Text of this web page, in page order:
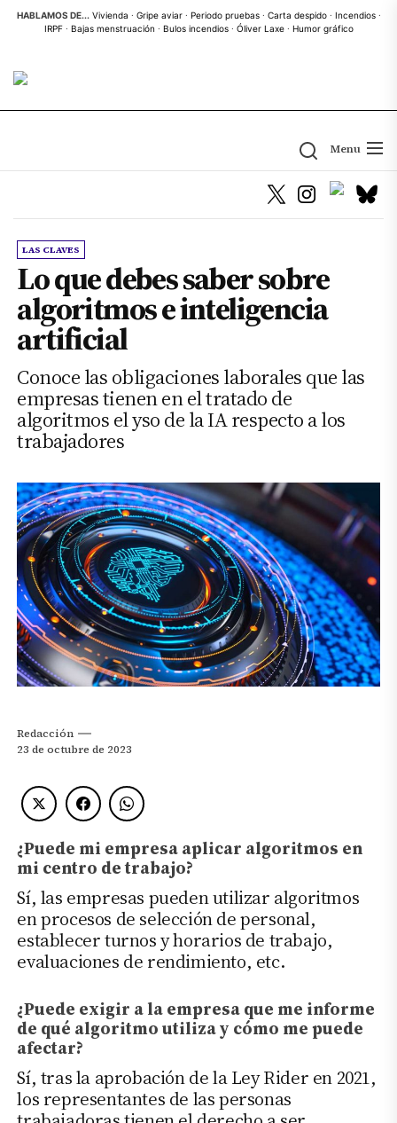
Skip
content
HABLAMOS DE... Vivienda · Gripe aviar· Periodo pruebas· Carta despido· Incendios·
IRPF· Bajas menstruación · Bulos incendios· Óliver Laxe· Humor gráfico
Menu
LAS CLAVES
Lo que debes saber sobre
algoritmos e inteligencia
artificial
Conoce las obligaciones laborales que las
empresas tienen en el tratado de
algoritmos el yso de la IA respecto a los
trabajadores
Redacción
23 de octubre de 2023
¿Puede mi empresa aplicar algoritmos en
mi centro de trabajo?
Sí, las empresas pueden utilizar algoritmos
en procesos de selección de personal,
establecer turnos y horarios de trabajo,
evaluaciones de rendimiento, etc.
¿Puede exigir a la empresa que me informe
de qué algoritmo utiliza y cómo me puede
afectar?
Sí, tras la aprobación de la Ley Rider en 2021,
los representantes de las personas